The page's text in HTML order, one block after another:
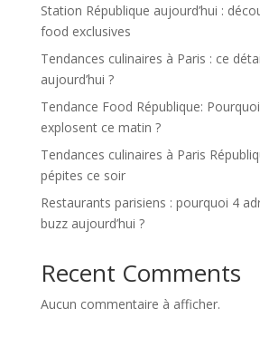
Station République aujourd’hui :
food exclusives
Tendances culinaires à Paris : ce
aujourd’hui ?
Tendance Food République:
explosent ce matin ?
Tendances culinaires à Paris
pépites ce soir
Restaurants parisiens : pourquoi 4
buzz aujourd’hui ?
Recent Comments
Aucun commentaire à afficher.